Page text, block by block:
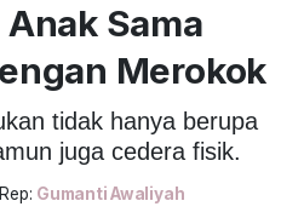
Sama
Merokok
tidak hanya berupa
juga cedera fisik.
Rep: Gumanti Awaliyah